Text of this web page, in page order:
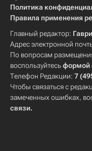
Политика
Правила применения
Главный редактор:
Адрес электронной
По вопросам
воспользуйтесьформой
Телефон Редакции: 7
Чтобы связаться с
замеченных ошибках,
связи.